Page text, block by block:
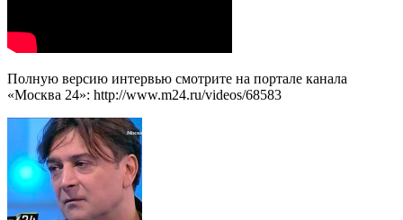
Полную версию интервью смотрите на портале канала
«Москва 24»: http://www.m24.ru/videos/68583